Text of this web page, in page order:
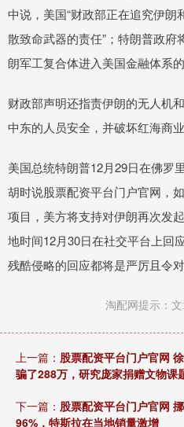
中说，美国“财政部正在追究伊
散致命武器的责任”；特朗普政
朗军工复合体进入美国金融体系的
财政部声明还指责伊朗的无人机
中东的人员安全，并破坏红海商业
美国总统特朗普12月29日在佛罗
胡时说股票配资平台门户官网，
项目，美方将支持对伊朗再次发
地时间12月30日在社交平台上回
残酷侵略的回应都将是严厉且令
淘配网提示：
上一篇： 股票配资平台门户官网
骗了288万，研究庞家捐赠文物课
下一篇： 股票配资平台门户官网
96%，特斯拉在当地销量激增